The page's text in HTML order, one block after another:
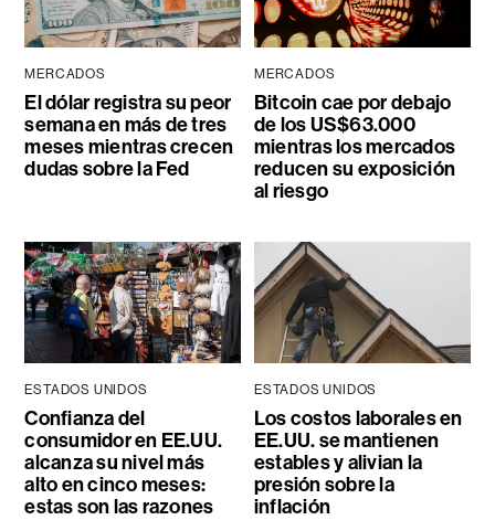
MERCADOS
El dólar registra su peor
semana en más de tres
meses mientras crecen
dudas sobre la Fed
MERCADOS
Bitcoin cae por debajo
de los US$63.000
mientras los mercados
reducen su exposición
al riesgo
ESTADOS UNIDOS
Confianza del
consumidor en EE.UU.
alcanza su nivel más
alto en cinco meses:
estas son las razones
ESTADOS UNIDOS
Los costos laborales en
EE.UU. se mantienen
estables y alivian la
presión sobre la
inflación